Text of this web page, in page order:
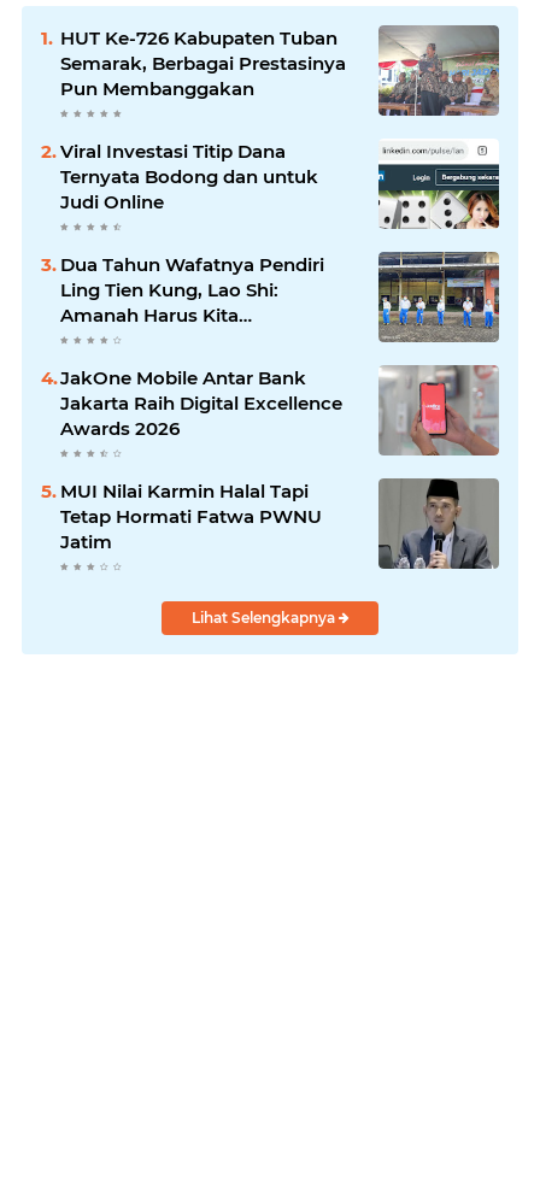
HUT Ke-726 Kabupaten Tuban
Semarak, Berbagai Prestasinya
Pun Membanggakan
Viral Investasi Titip Dana
Ternyata Bodong dan untuk
Judi Online
Dua Tahun Wafatnya Pendiri
Ling Tien Kung, Lao Shi:
Amanah Harus Kita
Laksanakan!
JakOne Mobile Antar Bank
Jakarta Raih Digital Excellence
Awards 2026
MUI Nilai Karmin Halal Tapi
Tetap Hormati Fatwa PWNU
Jatim
Lihat Selengkapnya